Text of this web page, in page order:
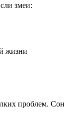
змеи:
жизни
проблем. Сон